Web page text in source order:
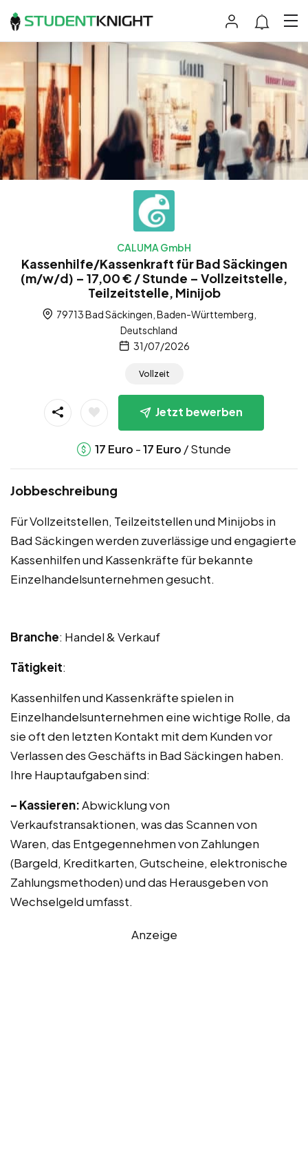
CALUMA GmbH
Kassenhilfe/Kassenkraft für Bad Säckingen
(m/w/d) – 17,00 € / Stunde – Vollzeitstelle,
Teilzeitstelle, Minijob
79713 Bad Säckingen, Baden-Württemberg,
Deutschland
31/07/2026
Vollzeit
Jetzt bewerben
17 Euro -17 Euro / Stunde
Jobbeschreibung
Für Vollzeitstellen, Teilzeitstellen und Minijobs in
Bad Säckingen werden zuverlässige und engagierte
Kassenhilfen und Kassenkräfte für bekannte
Einzelhandelsunternehmen gesucht.
Branche: Handel & Verkauf
Tätigkeit:
Kassenhilfen und Kassenkräfte spielen in
Einzelhandelsunternehmen eine wichtige Rolle, da
sie oft den letzten Kontakt mit dem Kunden vor
Verlassen des Geschäfts in Bad Säckingen haben.
Ihre Hauptaufgaben sind:
– Kassieren:Abwicklung von
Verkaufstransaktionen, was das Scannen von
Waren, das Entgegennehmen von Zahlungen
(Bargeld, Kreditkarten, Gutscheine, elektronische
Zahlungsmethoden) und das Herausgeben von
Wechselgeld umfasst.
Anzeige